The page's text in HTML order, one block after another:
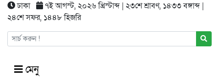
ঢাকা
৭ই আগস্ট, ২০২৬ খ্রিস্টাব্দ | ২৩শে শ্রাবণ, ১৪৩৩ বঙ্গাব্দ |
২৪শে সফর, ১৪৪৮ হিজরি
মেনু